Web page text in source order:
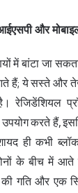
और
में बांटा जा
हैं; ये सस्ते और
रेजिडेंशियल
करते हैं,
ही कभी
के बीच में
की गति और एक